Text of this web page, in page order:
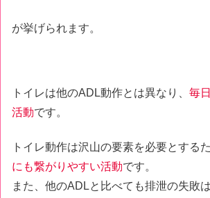
が挙げられます。
トイレは他のADL動作とは異なり、 毎
活動です。
トイレ動作は沢山の要素を必要とする
にも繋がりやすい活動です。
また、他のADLと比べても排泄の失敗は